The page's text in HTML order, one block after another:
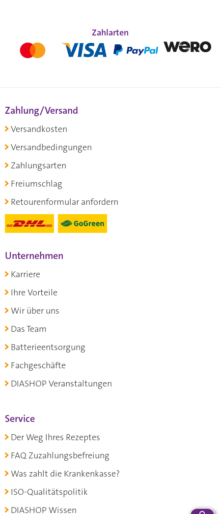
Zahlarten
Zahlung/Versand
Versandkosten
Versandbedingungen
Zahlungsarten
Freiumschlag
Retourenformular anfordern
Unternehmen
Karriere
Ihre Vorteile
Wir über uns
Das Team
Batterieentsorgung
Fachgeschäfte
DIASHOP Veranstaltungen
Service
Der Weg Ihres Rezeptes
FAQ Zuzahlungsbefreiung
Was zahlt die Krankenkasse?
ISO-Qualitätspolitik
DIASHOP Wissen